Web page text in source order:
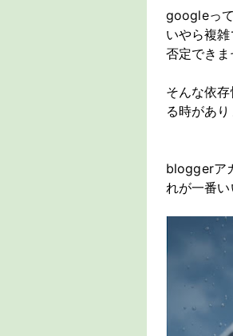
googleっ
いやら複
否定できま
そんな依
る時があり
bloggerア
れが一番い